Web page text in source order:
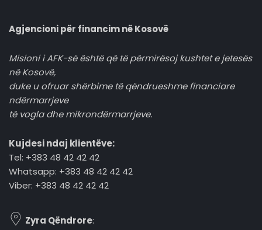
Agjencioni për financim në Kosovë
Misioni i AFK-së është që të përmirësoj kushtet e jetesës
në Kosovë,
duke u ofruar shërbime të qëndrueshme financiare
ndërmarrjeve
të vogla dhe mikrondërmarrjeve.
Kujdesi ndaj klientëve:
Tel: +383 48 42 42 42
Whatsapp: +383 48 42 42 42
Viber: +383 48 42 42 42
Zyra Qëndrore: